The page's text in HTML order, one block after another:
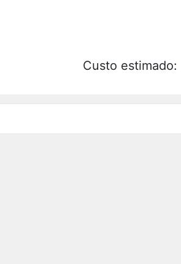
Custo estimado: